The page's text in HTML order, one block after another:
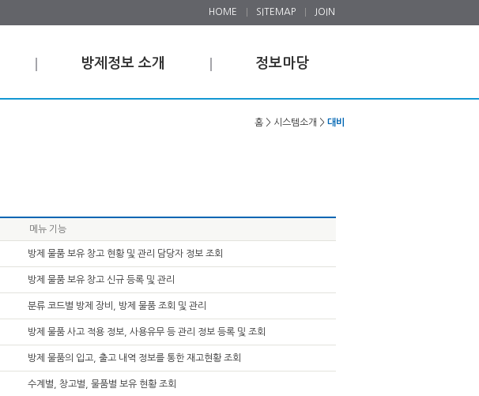
HOME SITEMAP JOIN
방제정보 소개 정보마당
홈 > 시스템소개 > 대비
메뉴 기능
방제 물품 보유 창고 현황 및 관리 담당자 정보 조회
방제 물품 보유 창고 신규 등록 및 관리
분류 코드별 방제 장비, 방제 물품 조회 및 관리
방제 물품 사고 적용 정보, 사용유무 등 관리 정보 등록 및 조회
방제 물품의 입고, 출고 내역 정보를 통한 재고현황 조회
수계별, 창고별, 물품별 보유 현황 조회